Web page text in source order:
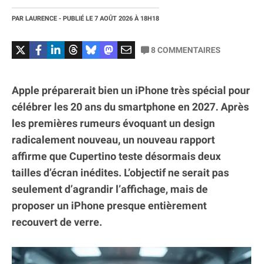
PAR LAURENCE - PUBLIÉ LE 7 AOÛT 2026 À 18H18
8COMMENTAIRES
Apple préparerait bien un iPhone très spécial pour
célébrer les 20 ans du smartphone en 2027. Après
les premières rumeurs évoquant un design
radicalement nouveau, un nouveau rapport
affirme que Cupertino teste désormais deux
tailles d’écran inédites. L’objectif ne serait pas
seulement d’agrandir l’affichage, mais de
proposer un iPhone presque entièrement
recouvert de verre.